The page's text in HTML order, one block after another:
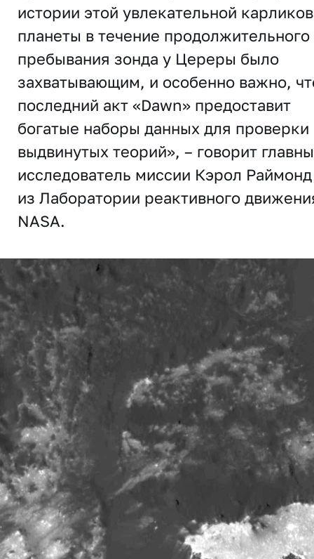
истории этой увлекательной
планеты в течение продолжительного
пребывания зонда у Цереры было
захватывающим, и особенно важно,
последний акт «Dawn» предоставит
богатые наборы данных для проверки
выдвинутых теорий», – говорит
исследователь миссии Кэрол Раймонд
из Лаборатории реактивного
NASA.